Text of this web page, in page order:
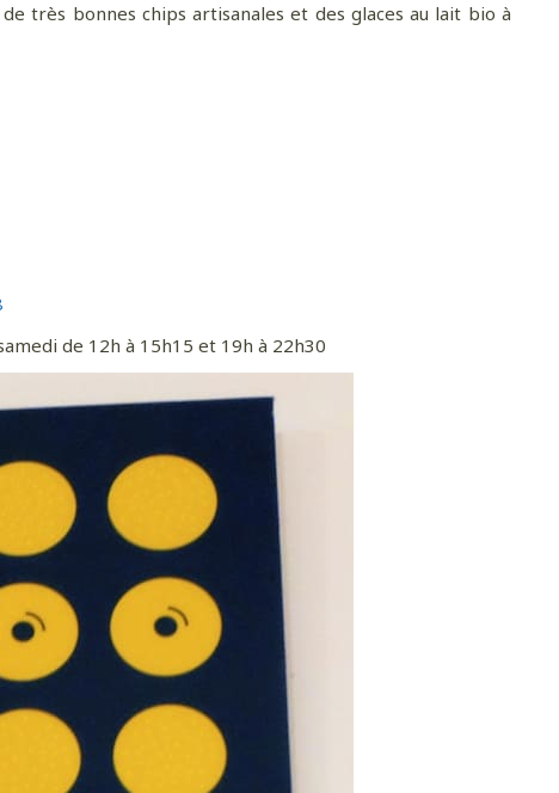
très bonnes chips artisanales et des glaces au lait bio à
de 12h à 15h15 et 19h à 22h30